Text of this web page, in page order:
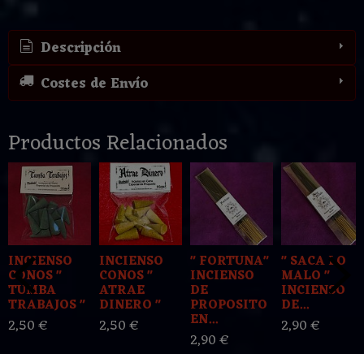
Descripción
Costes de Envío
Productos Relacionados
INCIENSO
CONOS "
TUMBA
TRABAJOS "
2,50 €
INCIENSO
CONOS "
ATRAE
DINERO "
2,50 €
" FORTUNA"
INCIENSO
DE
PROPOSITO
EN...
2,90 €
" SACA LO
MALO "
INCIENSO
DE...
2,90 €